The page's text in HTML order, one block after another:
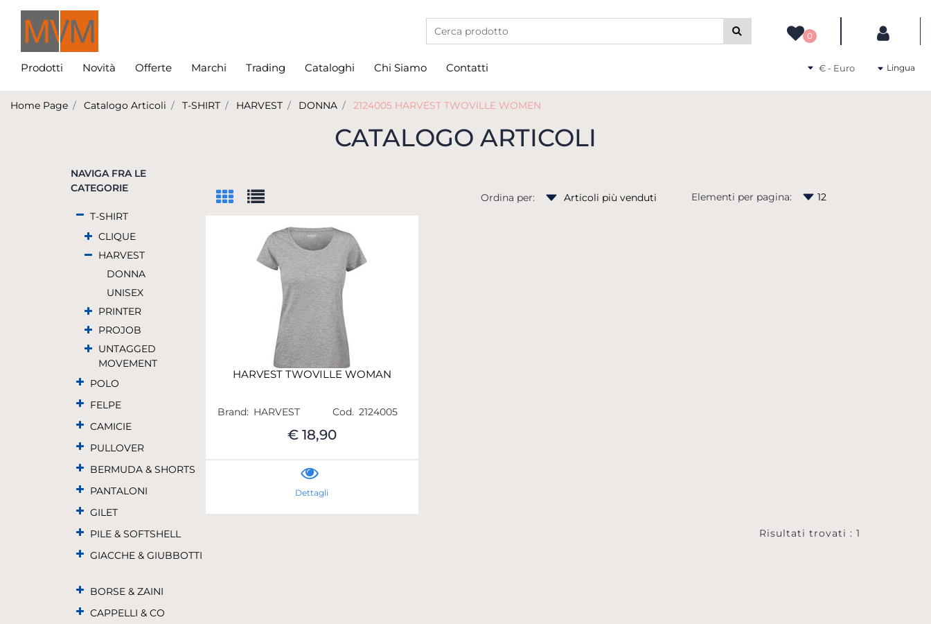
La modifica di un filtro aggiorna automaticamente gli altri filtri disponibili.
0
Prodotti Novità Offerte Marchi Trading Cataloghi Chi Siamo Contatti Seleziona una valuta
Lingua
Home Page Catalogo Articoli T-SHIRT HARVEST DONNA 2124005 HARVEST TWOVILLE WOMEN
CATALOGO ARTICOLI
NAVIGA FRA LE
CATEGORIE
T-SHIRT
CLIQUE
HARVEST
DONNA
UNISEX
PRINTER
PROJOB
UNTAGGED
MOVEMENT
POLO
FELPE
CAMICIE
PULLOVER
BERMUDA & SHORTS
PANTALONI
GILET
PILE & SOFTSHELL
GIACCHE & GIUBBOTTI
BORSE & ZAINI
CAPPELLI & CO
Ordina per: Elementi per pagina:
HARVEST TWOVILLE WOMAN
Brand: HARVEST Cod. 2124005
€ 18,90
Dettagli
Risultati trovati : 1